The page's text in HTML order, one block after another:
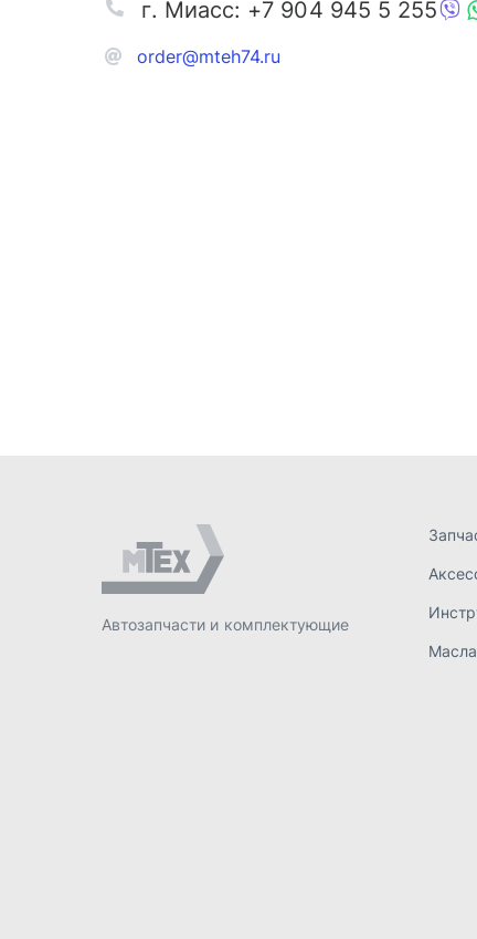
order@mteh74.ru
г. Миасс: +7 904 945 5 255